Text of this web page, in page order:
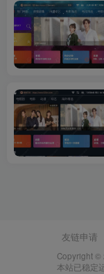
友链申请
Copyright ©
本站已稳定